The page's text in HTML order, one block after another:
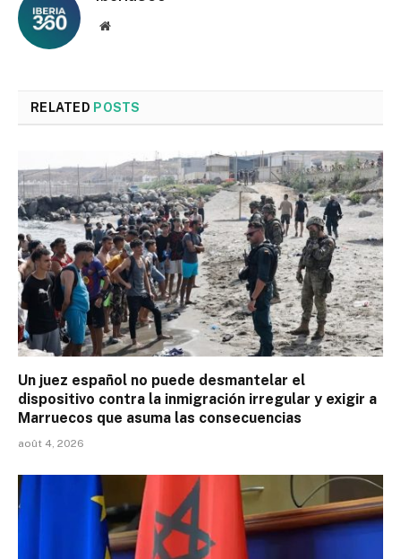
Website
RELATED POSTS
Un juez español no puede desmantelar el
dispositivo contra la inmigración irregular y exigir a
Marruecos que asuma las consecuencias
août 4, 2026